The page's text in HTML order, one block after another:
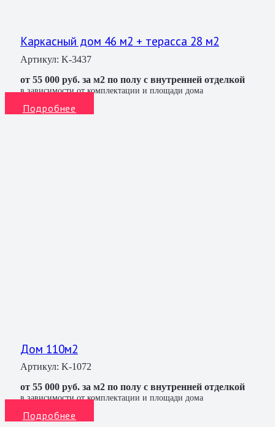
Каркасный дом 46 м2 + терасса 28 м2
Артикул: K-3437
от 55 000 руб. за м2 по полу с внутренней отделкой
в зависимости от комплектации и площади дома
Подробнее
Дом 110м2
Артикул: K-1072
от 55 000 руб. за м2 по полу с внутренней отделкой
в зависимости от комплектации и площади дома
Подробнее